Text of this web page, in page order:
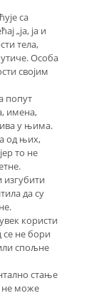
са
„ја, ја и
тела,
Особа
својим
попут
имена,
у њима.
од њих,
то не
изгубити
да су
користи
се не бори
спољне
стање
не може